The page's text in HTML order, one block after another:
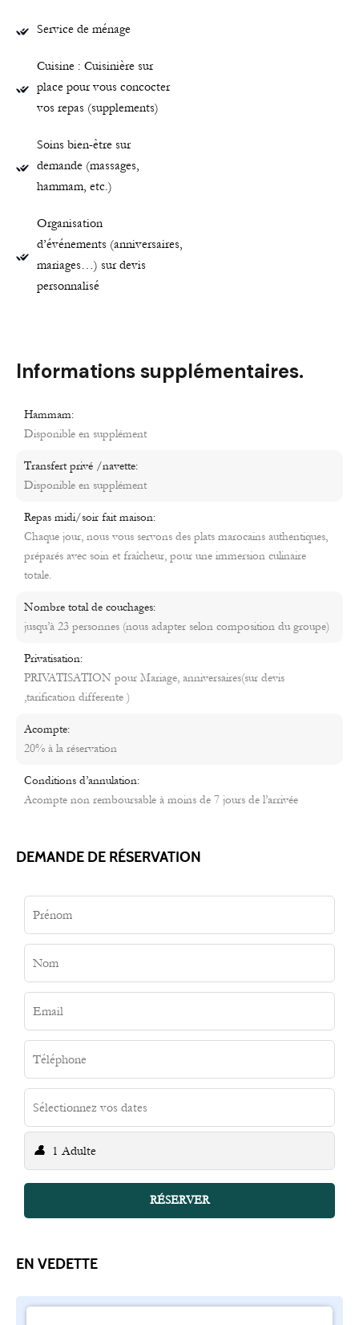
Service de ménage
Cuisine : Cuisinière sur
place pour vous concocter
vos repas (supplements)
Soins bien-être sur
demande (massages,
hammam, etc.)
Organisation
d’événements (anniversaires,
mariages…) sur devis
personnalisé
Informations supplémentaires.
Hammam:
Disponible en supplément
Transfert privé /navette:
Disponible en supplément
Repas midi/soir fait maison:
Chaque jour, nous vous servons des plats marocains authentiques,
préparés avec soin et fraîcheur, pour une immersion culinaire
totale.
Nombre total de couchages:
jusqu’à 23 personnes (nous adapter selon composition du groupe)
Privatisation:
PRIVATISATION pour Mariage, anniversaires(sur devis
,tarification differente )
Acompte:
20% à la réservation
Conditions d’annulation:
Acompte non remboursable à moins de 7 jours de l’arrivée
DEMANDE DE RÉSERVATION
👤 1 Adulte
RÉSERVER
EN VEDETTE